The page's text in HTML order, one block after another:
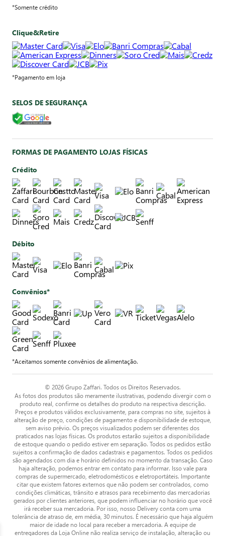
*Somente crédito
Clique&Retire
*Pagamento em loja
SELOS DE SEGURANÇA
FORMAS DE PAGAMENTO LOJAS FÍSICAS
Crédito
Débito
Convênios*
*Aceitamos somente convênios de alimentação.
© 2026 Grupo Zaffari. Todos os Direitos Reservados.
As fotos dos produtos são meramente ilustrativas, podendo divergir com o
produto real, confirme os detalhes do produto na respectiva descrição.
Preços e produtos válidos exclusivamente, para compras no site, sujeitos à
alteração de preço, condições de pagamento e disponibilidade de estoque,
sem aviso prévio. Os preços visualizados podem ser diferentes dos
praticados nas lojas físicas. Os produtos estarão sujeitos a disponibilidade
de estoque quando o pedido estiver em separação. Todos os pedidos estão
sujeitos a confirmação de dados cadastrais e pagamentos. Todos os pedidos
são agendados com dia e horário definidos no momento da transação. Caso
haja alteração, podemos entrar em contato para informar. Isso vale para
compras de supermercado, eletrodomésticos e eletroportáteis. Importante
citar que existem fatores externos que não podem ser controlados, como
condições climáticas, trânsito e atrasos para recebimento das mercadorias
gerados por clientes anteriores, que podem influenciar no horário que você
irá receber sua mercadoria. Por isso, nosso Delivery conta com uma
tolerância de atraso de, em média, 30 minutos. É necessário que haja alguém
maior de idade no local para receber a mercadoria. A equipe de
entregadores da Loja Online não realiza serviço de instalação, alteração ou